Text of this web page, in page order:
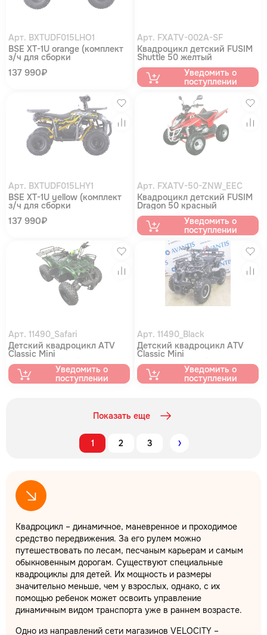
Арт. BXTUDF015LHO1
BSE XT-1U orange (комплект
з/ч для сборки
137 990₽
Арт. FXATV-002A-SF
Квадроцикл детский FUSIM
Shuttle 50 желтый
Уведомить о
поступлении
Избранное
Сравнение
Арт. BXTUDF015LHY1
BSE XT-1U yellow (комплект
з/ч для сборки
137 990₽
Арт. FXATV-50-ZNW_EEC
Квадроцикл детский FUSIM
Dragon 50 красный
Уведомить о
поступлении
Избранное
Сравнение
Арт. 11490_Safari
Детский квадроцикл ATV
Classic Mini
(электростартер) Сафари
(зеленожелтый камуфляж)
Уведомить о
поступлении
Арт. 11490_Black
Детский квадроцикл ATV
Classic Mini
(электростартер) Черный
(паук)
Уведомить о
поступлении
Показать еще
1 2 3
Квадроцикл – динамичное, маневренное и проходимое
средство передвижения. За его рулем можно
путешествовать по лесам, песчаным карьерам и самым
обыкновенным дорогам. Существуют специальные
квадроциклы для детей. Их мощность и размеры
значительно меньше, чем у взрослых, однако, с их
помощью ребенок может освоить управление
динамичным видом транспорта уже в раннем возрасте.
Одно из направлений сети магазинов VELOCITY –